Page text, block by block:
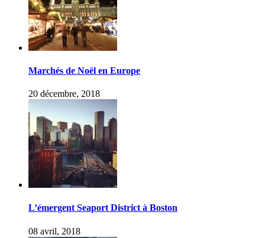
Marchés de Noël en Europe
20 décembre, 2018
L’émergent Seaport District à Boston
08 avril, 2018